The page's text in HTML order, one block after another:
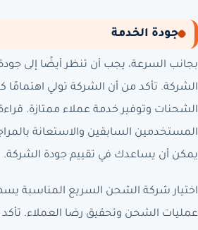
جودة الخدمة
بجانب السرعة، يجب أن تنظر أيضًا إلى
الشركة. تأكد من أن الشركة تولي اهتمامًا
الشحنات وتوفير خدمة عملاء ممتازة.
المستخدمين السابقين والاستعانة
يمكن أن يساعدك في تقييم جودة الشركة.
اختيار شركة الشحن السريع المناسبة
عمليات الشحن وتحقيق رضا العملاء. تأكد